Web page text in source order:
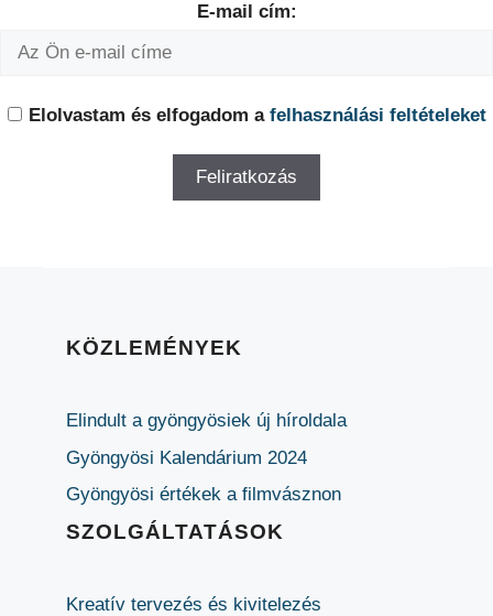
E-mail cím:
Elolvastam és elfogadom a felhasználási feltételeket
KÖZLEMÉNYEK
Elindult a gyöngyösiek új híroldala
Gyöngyösi Kalendárium 2024
Gyöngyösi értékek a filmvásznon
SZOLGÁLTATÁSOK
Kreatív tervezés és kivitelezés